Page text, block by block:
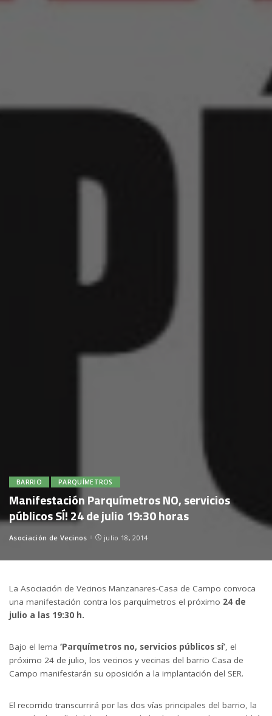
BARRIO PARQUÍMETROS
Manifestación Parquímetros NO, servicios
públicos SÍ! 24 de julio 19:30 horas
Posted
Asociación de Vecinos julio 18, 2014
La Asociación de Vecinos Manzanares-Casa de Campo convoca
una manifestación contra los parquímetros el próximo 24 de
julio a las 19:30 h.
Bajo el lema ‘Parquímetros no, servicios públicos sí’ , el
próximo 24 de julio, los vecinos y vecinas del barrio Casa de
Campo manifestarán su oposición a la implantación del SER.
El recorrido transcurrirá por las dos vías principales del barrio, la